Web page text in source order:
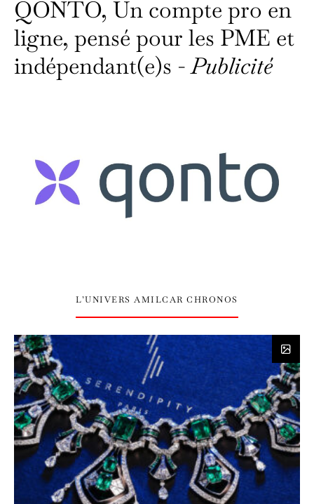
QONTO, Un compte pro en
ligne, pensé pour les PME et
indépendant(e)s -Publicité
L’UNIVERS AMILCAR CHRONOS